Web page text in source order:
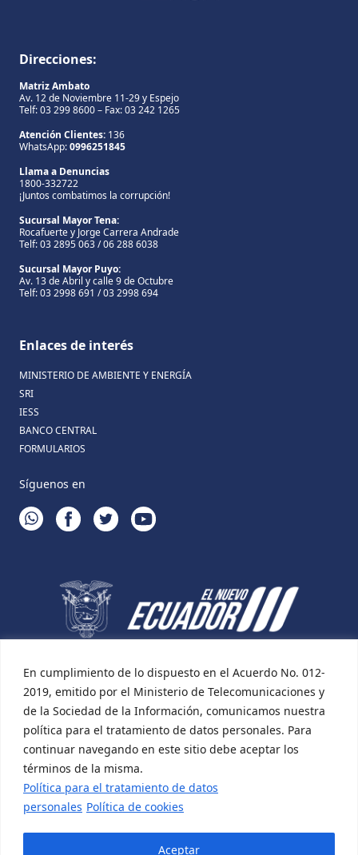
En cumplimiento de lo dispuesto en el Acuerdo No. 012-
2019, emitido por el Ministerio de Telecomunicaciones y
de la Sociedad de la Información, comunicamos nuestra
política para el tratamiento de datos personales. Para
continuar navegando en este sitio debe aceptar los
términos de la misma.
Política para el tratamiento de datos
personales Política de cookies
Aceptar
Direcciones:
Matriz Ambato
Av. 12 de Noviembre 11-29 y Espejo
Telf: 03 299 8600 – Fax: 03 242 1265
Atención Clientes: 136
WhatsApp:0996251845
Llama a Denuncias
1800-332722
¡Juntos combatimos la corrupción!
Sucursal Mayor Tena:
Rocafuerte y Jorge Carrera Andrade
Telf: 03 2895 063 / 06 288 6038
Sucursal Mayor Puyo:
Av. 13 de Abril y calle 9 de Octubre
Telf: 03 2998 691 / 03 2998 694
Enlaces de interés
MINISTERIO DE AMBIENTE Y ENERGÍA
SRI
IESS
BANCO CENTRAL
FORMULARIOS
Síguenos en
WHATSAPPFACEBOOKTWITTERYOUTUBE